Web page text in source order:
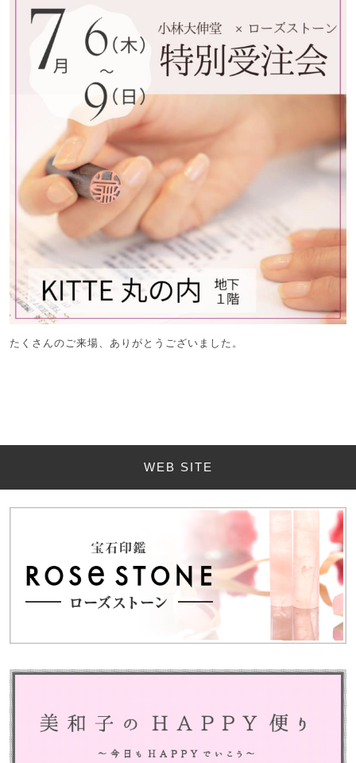
たくさんのご来場、ありがとうございました。
WEB SITE